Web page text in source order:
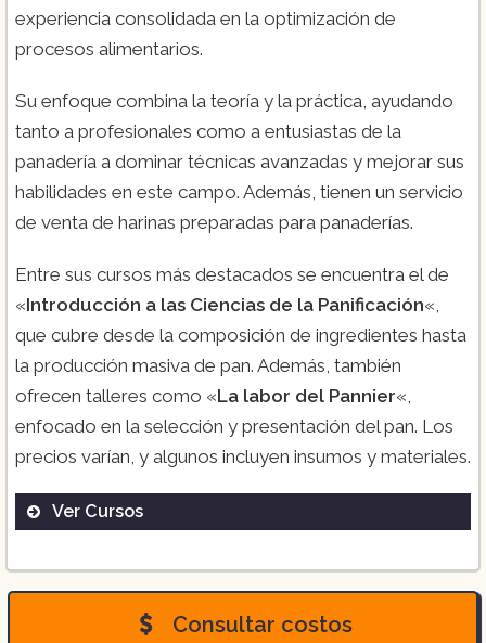
experiencia consolidada en la optimización de
procesos alimentarios.
Su enfoque combina la teoría y la práctica, ayudando
tanto a profesionales como a entusiastas de la
panadería a dominar técnicas avanzadas y mejorar sus
habilidades en este campo​. Además, tienen un servicio
de venta de harinas preparadas para panaderías.
Entre sus cursos más destacados se encuentra el de
«Introducción a las Ciencias de la Panificación«,
que cubre desde la composición de ingredientes hasta
la producción masiva de pan. Además, también
ofrecen talleres como «La labor del Pannier«,
enfocado en la selección y presentación del pan. Los
precios varían, y algunos incluyen insumos y materiales.
Ver Cursos
Panificación (teórico y práctico).
Consultar costos